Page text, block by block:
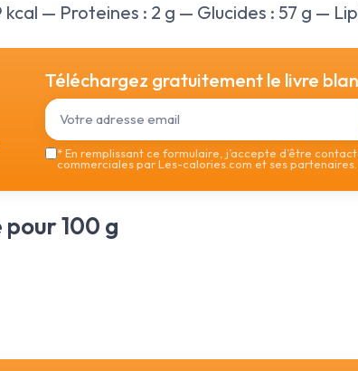
— Proteines : 2 g — Glucides : 57 g —
Téléchargez gratuitement le livre
*En remplissant ce formulaire, j’accepte d’être
commerciales par Les-calories.com et ses partenaires.
100 g